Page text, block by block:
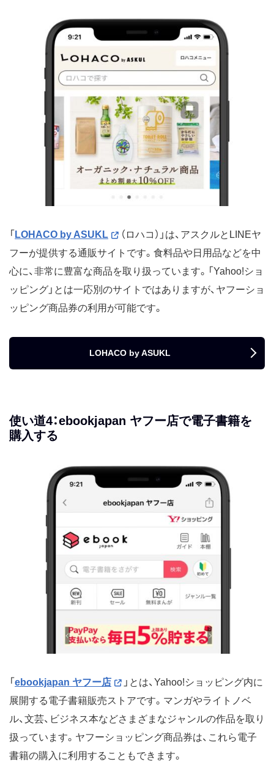
「 LOHACO by ASUKL
（ロハコ）」は、アスクルとLINEヤ
フーが提供する通販サイトです。食料品や日用品などを中
心に、非常に豊富な商品を取り扱っています。「Yahoo!ショ
ッピング」とは一応別のサイトではありますが、ヤフーショ
ッピング商品券の利用が可能です。
LOHACO by ASUKL
使い道4：ebookjapan ヤフー店で電子書籍を
購入する
「 ebookjapan ヤフー店
」とは、Yahoo!ショッピング内に
展開する電子書籍販売ストアです。マンガやライトノベ
ル、文芸、ビジネス本などさまざまなジャンルの作品を取り
扱っています。ヤフーショッピング商品券は、これら電子
書籍の購入に利用することもできます。